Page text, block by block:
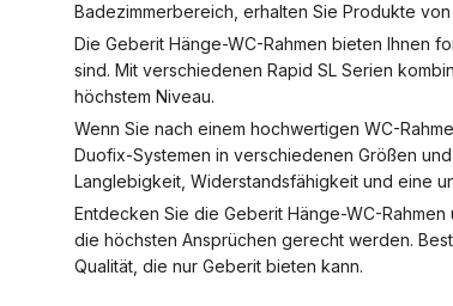
Badezimmerbereich, erhalten Sie Produkte
Die Geberit Hänge-WC-Rahmen bieten Ihnen
sind. Mit verschiedenen Rapid SL Serien
höchstem Niveau.
Wenn Sie nach einem hochwertigen WC-
Duofix-Systemen in verschiedenen Größen
Langlebigkeit, Widerstandsfähigkeit und eine
Entdecken Sie die Geberit Hänge-WC-
die höchsten Ansprüchen gerecht werden.
Qualität, die nur Geberit bieten kann.